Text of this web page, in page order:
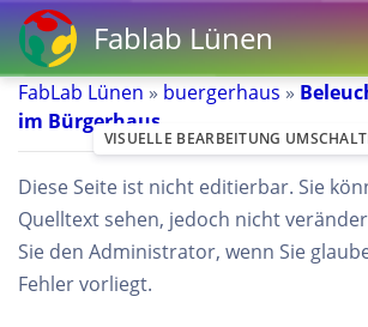
Fablab Lünen
FabLab Lünen » buergerhaus »
im Bürgerhaus
Diese Seite ist nicht editierbar. Sie
Quelltext sehen, jedoch nicht
Sie den Administrator, wenn Sie
Fehler vorliegt.
VISUELLE BEARBEITUNG